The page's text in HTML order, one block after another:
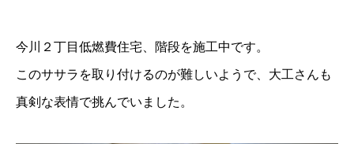
今川２丁目低燃費住宅、階段を施工中です。
このササラを取り付けるのが難しいようで、大工さんも
真剣な表情で挑んでいました。